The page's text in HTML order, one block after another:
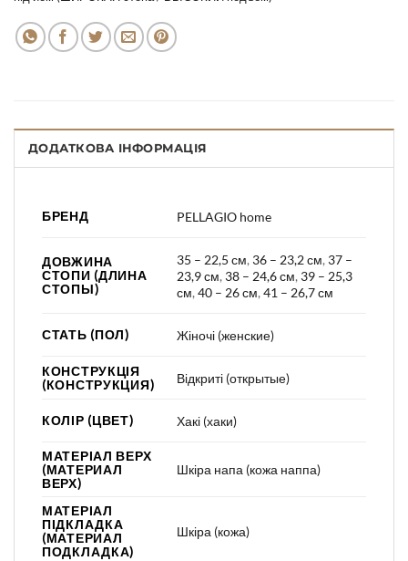
ДОДАТКОВА ІНФОРМАЦІЯ
БРЕНД PELLAGIO home
ДОВЖИНА
СТОПИ (ДЛИНА
СТОПЫ)
35 – 22,5 см, 36 – 23,2 см, 37 –
23,9 см, 38 – 24,6 см, 39 – 25,3
см,40 – 26 см,41 – 26,7 см
СТАТЬ (ПОЛ) Жіночі (женские)
КОНСТРУКЦІЯ
(КОНСТРУКЦИЯ)
Відкриті (открытые)
КОЛІР (ЦВЕТ) Хакі (хаки)
МАТЕРІАЛ ВЕРХ
(МАТЕРИАЛ
ВЕРХ)
Шкіра напа (кожа наппа)
МАТЕРІАЛ
ПІДКЛАДКА
(МАТЕРИАЛ
ПОДКЛАДКА)
Шкіра (кожа)